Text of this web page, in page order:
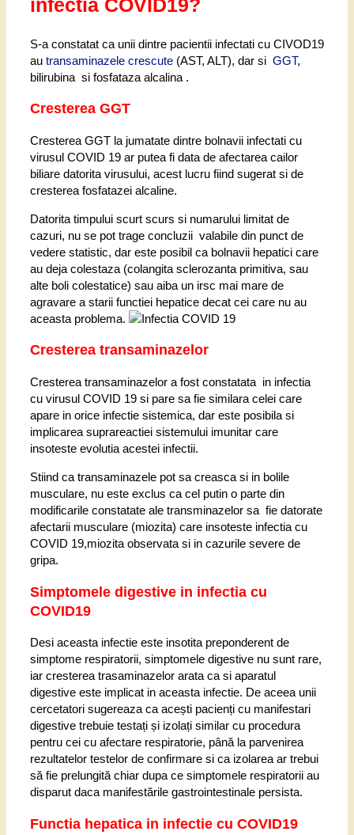
infectia COVID19?
S-a constatat ca unii dintre pacientii infectati cu CIVOD19
au transaminazele crescute (AST, ALT), dar si GGT,
bilirubina si fosfataza alcalina .
Cresterea GGT
Cresterea GGT la jumatate dintre bolnavii infectati cu
virusul COVID 19 ar putea fi data de afectarea cailor
biliare datorita virusului, acest lucru fiind sugerat si de
cresterea fosfatazei alcaline.
Datorita timpului scurt scurs si numarului limitat de
cazuri, nu se pot trage concluzii valabile din punct de
vedere statistic, dar este posibil ca bolnavii hepatici care
au deja colestaza (colangita sclerozanta primitiva, sau
alte boli colestatice) sau aiba un irsc mai mare de
agravare a starii functiei hepatice decat cei care nu au
aceasta problema.
Cresterea transaminazelor
Cresterea transaminazelor a fost constatata in infectia
cu virusul COVID 19 si pare sa fie similara celei care
apare in orice infectie sistemica, dar este posibila si
implicarea suprareactiei sistemului imunitar care
insoteste evolutia acestei infectii.
Stiind ca transaminazele pot sa creasca si in bolile
musculare, nu este exclus ca cel putin o parte din
modificarile constatate ale transminazelor sa fie datorate
afectarii musculare (miozita) care insoteste infectia cu
COVID 19,miozita observata si in cazurile severe de
gripa.
Simptomele digestive in infectia cu
COVID19
Desi aceasta infectie este insotita preponderent de
simptome respiratorii, simptomele digestive nu sunt rare,
iar cresterea trasaminazelor arata ca si aparatul
digestive este implicat in aceasta infectie. De aceea unii
cercetatori sugereaza ca acești pacienți cu manifestari
digestive trebuie testați și izolați similar cu procedura
pentru cei cu afectare respiratorie, până la parvenirea
rezultatelor testelor de confirmare si ca izolarea ar trebui
să fie prelungită chiar dupa ce simptomele respiratorii au
disparut daca manifestările gastrointestinale persista.
Functia hepatica in infectie cu COVID19